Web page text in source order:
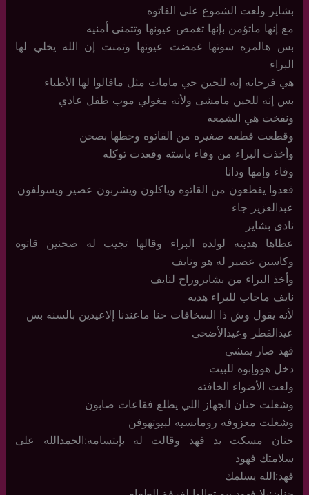
بشاير ولعت الشموع على القاتوه
مع إنها ماتؤمن بإنها تغمض عيونها وتتمنى أمنيه
بس هالمره سوتها غمضت عيونها وتمنت إن الله يخلي لها
البراء
هي فرحانه إنه للحين حي مامات مثل ماقالوا لها الأطباء
بس إنه للحين مامشى ولأنه مغولي موب طفل عادي
ونفخت هي الشمعه
وقطعت قطعه صغيره من القاتوه وحطها بصحن
وأخذت البراء من وفاء باسته وقعدت توكله
وفاء وإمها ودانا
قعدوا يقطعون من القاتوه وياكلون ويشربون عصير ويسولفون
عبدالعزيز جاء
نادى بشاير
عطاها هديته لولده البراء وقالها تجيب له صحنين قاتوه
وكاسين عصير له هو ونايف
وأخذ البراء من بشايروراح لنايف
نايف ماجاب للبراء هديه
لأنه يقول وش ذا السخافات حنا ماعندنا إلاعيدين بالسنه بس
عيدالفطر وعيدالأضحى
فهد صار يمشي
دخل هووإبوه للبيت
ولعت الأضواء الخافته
وشغلت حنان الجهاز اللي يطلع فقاعات صابون
وشغلت معزوفه رومانسيه لبيوتهوفن
حنان مسكت يد فهد وقالت له بإبتسامه:الحمدالله على
سلامتك فهود
فهد:الله يسلمك